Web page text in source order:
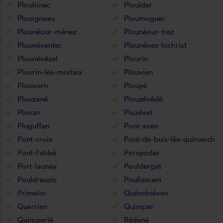
Plouhinec
Plouider
Plouigneau
Ploumoguer
Plounéour-ménez
Plounéour-trez
Plounéventer
Plounévez-lochrist
Plounévézel
Plourin
Plourin-lès-morlaix
Plouvien
Plouvorn
Plouyé
Plouzané
Plouzévédé
Plovan
Plozévet
Pluguffan
Pont-aven
Pont-croix
Pont-de-buis-lès-quimerch
Pont-l'abbé
Porspoder
Port-launay
Pouldergat
Pouldreuzic
Poullaouen
Primelin
Quéménéven
Querrien
Quimper
Quimperlé
Rédené